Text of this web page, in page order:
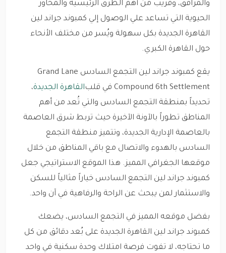
والمرافق، وقريب من أهم الطرق الرئيسية والمحاور
الحيوية التي تساعد علي الوصول إلي كمبوند جراند لين
القاهرة الجديدة بكل سهولة ويُسر من مختلف الأنحاء
حول القاهرة الكبري.
يقع كمبوند جراند لين التجمع السادس Grand Lane
Compound 6th Settlement في قلب
القاهرة الجديدة،
تحديداً بمنطقة التجمع السادس والتي تُعد من أهم
المناطق تطوراً بالآونة الآخيرة حيث تربط شرق العاصمة
بالعاصمة الإدارية الجديدة، وتتميز منطقة التجمع
السادس بالهدوء والاتصال مع باقي المناطق من خلال
موقعها الجغرافي المميز. هذا الموقع الاستراتيجي جعل
كمبوند جراند لين التجمع السادس خياراً مثالياً للسكن
والاستثمار لمن يبحث عن الراحة والرفاهية في آن واحد.
بفضل موقعه المميز في التجمع السادس، يضعك
كمبوند جراند لين القاهرة الجديدة على بُعد دقائق من كل
ما تحتاجه، لا تفوت فرصة امتلاك وحدة سكنية في واحد